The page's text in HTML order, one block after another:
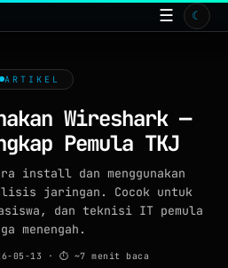
☰ ☾
ARTIKEL
Wireshark —
Pemula TKJ
install dan menggunakan
jaringan. Cocok untuk
dan teknisi IT pemula
menengah.
05-13 · ⏱ ~7 menit baca